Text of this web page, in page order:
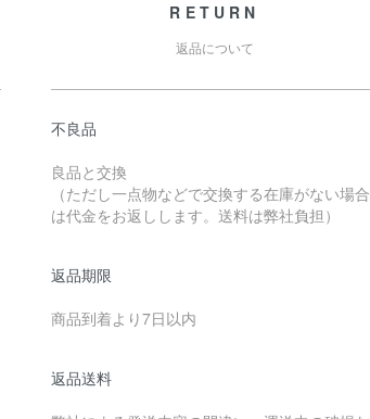
RETURN
返品について
不良品
良品と交換
（ただし一点物などで交換する在庫がない場合
は代金をお返しします。送料は弊社負担）
返品期限
商品到着より7日以内
返品送料